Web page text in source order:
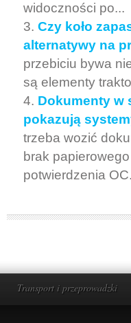
widoczności po...
Czy koło
alternatywy na
przebiciu bywa
są elementy
Dokumenty w
pokazują
trzeba wozić
brak
potwierdzenia
Transport i przeprowadzki